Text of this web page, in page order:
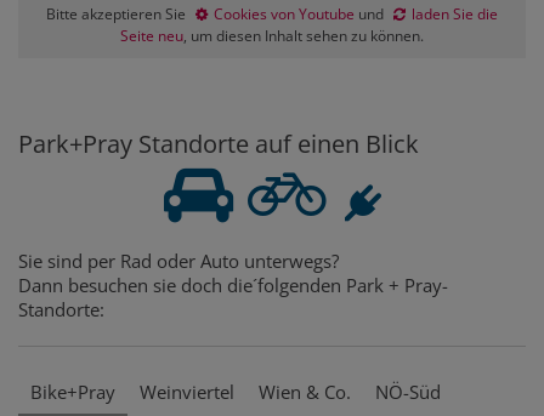
Bitte akzeptieren Sie
Cookies von Youtube und
laden Sie die
Seite neu, um diesen Inhalt sehen zu können.
Park+Pray Standorte auf einen Blick
Sie sind per Rad oder Auto unterwegs?
Dann besuchen sie doch die´folgenden Park + Pray-
Standorte:
Bike+Pray Weinviertel Wien & Co. NÖ-Süd